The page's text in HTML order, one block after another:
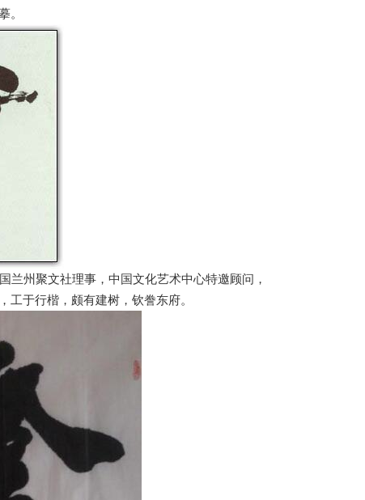
。
州聚文社理事，中国文化艺术中心特邀顾问，
于行楷，颇有建树，钦誊东府。